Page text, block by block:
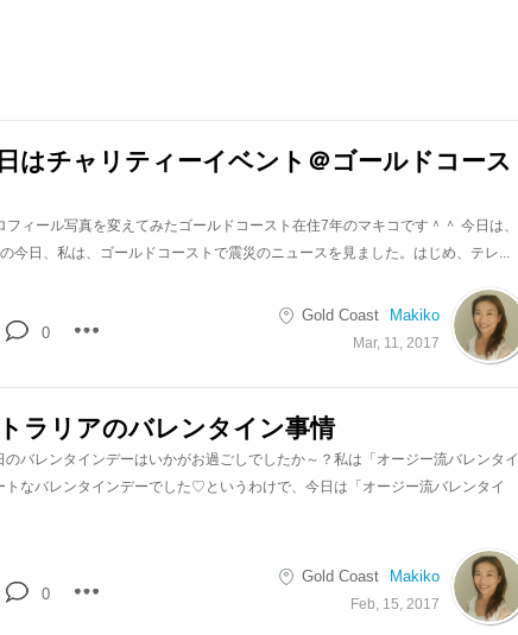
はチャリティーイベント＠ゴールドコース
フィール写真を変えてみたゴールドコースト在住7年のマキコです＾＾ 今日は、
今日、私は、ゴールドコーストで震災のニュースを見ました。はじめ、テレ...
Gold Coast Makiko
Mar, 11, 2017
0
ラリアのバレンタイン事情
のバレンタインデーはいかがお過ごしでしたか～？私は「オージー流バレンタイ
トなバレンタインデーでした♡というわけで、今日は「オージー流バレンタイ
Gold Coast Makiko
Feb, 15, 2017
0